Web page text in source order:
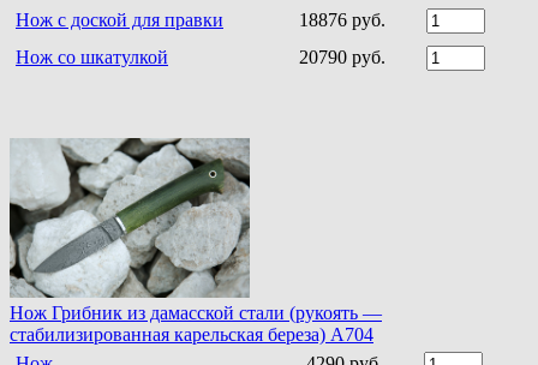
Нож с доской для правки
18876 руб.
Нож со шкатулкой
20790 руб.
Нож Грибник из дамасской стали (рукоять —
стабилизированная карельская береза) A704